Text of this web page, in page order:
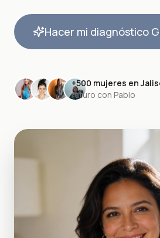
Hacer mi diagnóstico
+500 mujeres en
futuro con Pablo